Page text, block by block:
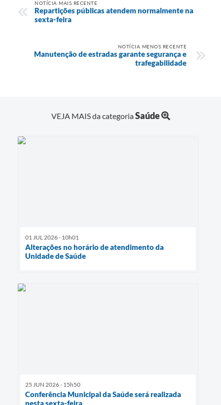
NOTÍCIA MAIS RECENTE
Repartições públicas atendem normalmente na
sexta-feira
NOTÍCIA MENOS RECENTE
Manutenção de estradas garante segurança e
trafegabilidade
VEJA MAIS da categoriaSaúde
01 JUL 2026 - 10h01
Alterações no horário de atendimento da
Unidade de Saúde
25 JUN 2026 - 15h50
Conferência Municipal da Saúde será realizada
nesta sexta-feira